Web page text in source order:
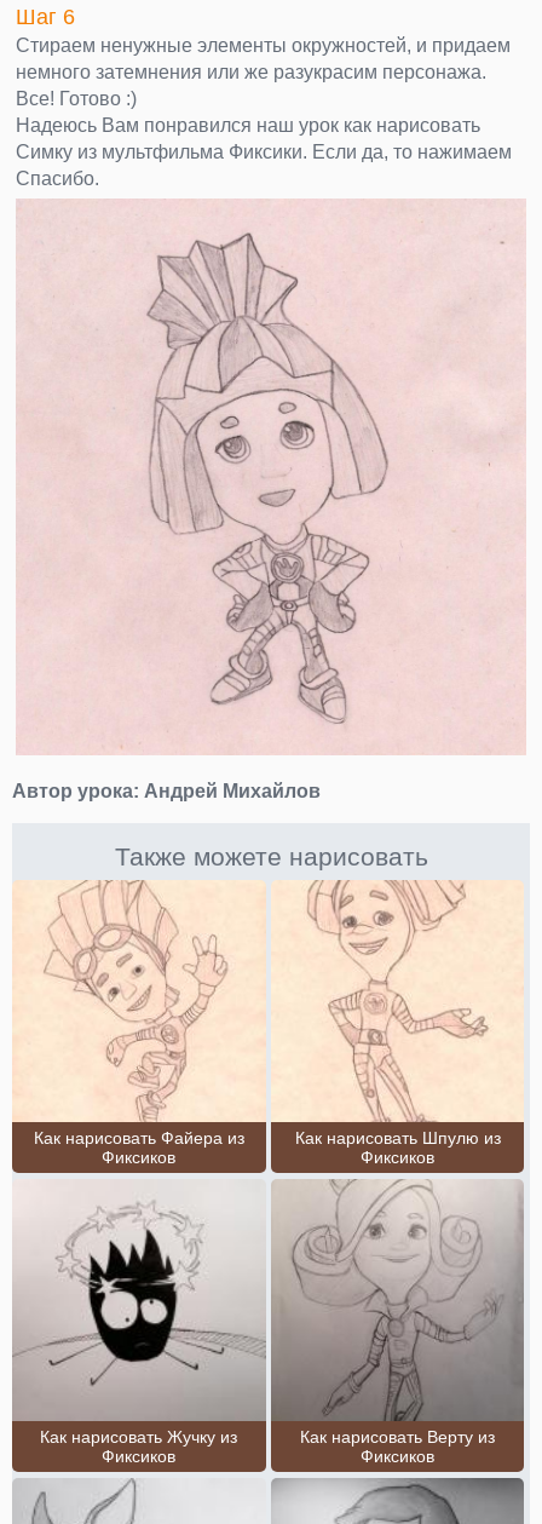
Шаг 6
Стираем ненужные элементы окружностей, и придаем
немного затемнения или же разукрасим персонажа.
Все! Готово :)
Надеюсь Вам понравился наш урок как нарисовать
Симку из мультфильма Фиксики. Если да, то нажимаем
Спасибо.
Автор урока: Андрей Михайлов
Также можете нарисовать
Как нарисовать Файера из
Фиксиков
Как нарисовать Шпулю из
Фиксиков
Как нарисовать Жучку из
Фиксиков
Как нарисовать Верту из
Фиксиков